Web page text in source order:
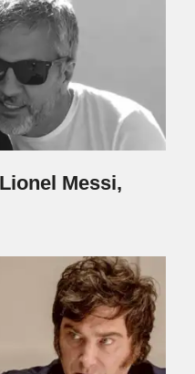
Messi,